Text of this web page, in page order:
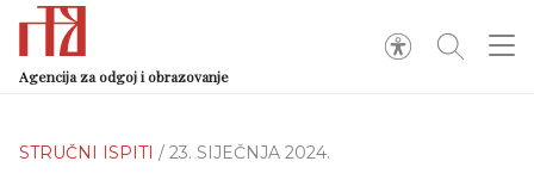
Agencija za odgoj i obrazovanje
STRUČNI ISPITI / 23. SIJEČNJA 2024.